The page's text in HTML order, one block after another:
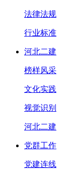
法律法规
行业标准
河北二建
榜样风采
文化实践
视觉识别
河北二建
党群工作
党建连线